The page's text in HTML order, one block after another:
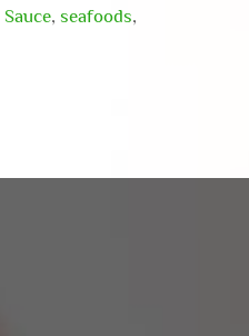
Sauce,seafoods,